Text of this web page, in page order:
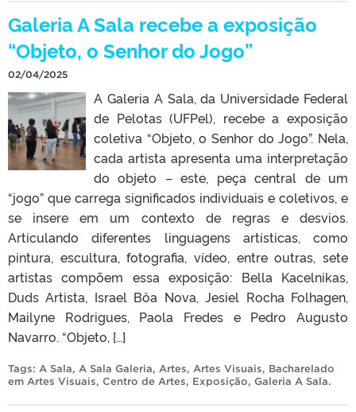
Galeria A Sala recebe a exposição
“Objeto, o Senhor do Jogo”
02/04/2025
A Galeria A Sala, da Universidade Federal
de Pelotas (UFPel), recebe a exposição
coletiva “Objeto, o Senhor do Jogo”. Nela,
cada artista apresenta uma interpretação
do objeto – este, peça central de um
“jogo” que carrega significados individuais e coletivos, e
se insere em um contexto de regras e desvios.
Articulando diferentes linguagens artísticas, como
pintura, escultura, fotografia, vídeo, entre outras, sete
artistas compõem essa exposição: Bella Kacelnikas,
Duds Artista, Israel Bôa Nova, Jesiel Rocha Folhagen,
Mailyne Rodrigues, Paola Fredes e Pedro Augusto
Navarro. “Objeto, […]
Tags: A Sala, A Sala Galeria, Artes, Artes Visuais, Bacharelado
em Artes Visuais, Centro de Artes, Exposição, Galeria A Sala.